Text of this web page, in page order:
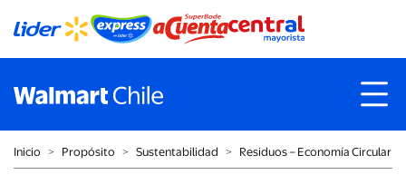
Inicio ˃ Propósito ˃ Sustentabilidad ˃ Residuos – Economía Circular